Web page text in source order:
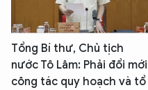
Tổng Bí thư, Chủ tịch
nước Tô Lâm: Phải đổi mới
công tác quy hoạch và tổ